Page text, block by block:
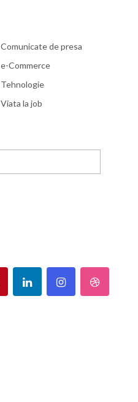
Comunicate de presa
e-Commerce
Tehnologie
Viata la job